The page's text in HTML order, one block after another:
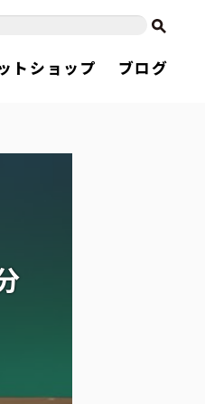
トショップ ブログ